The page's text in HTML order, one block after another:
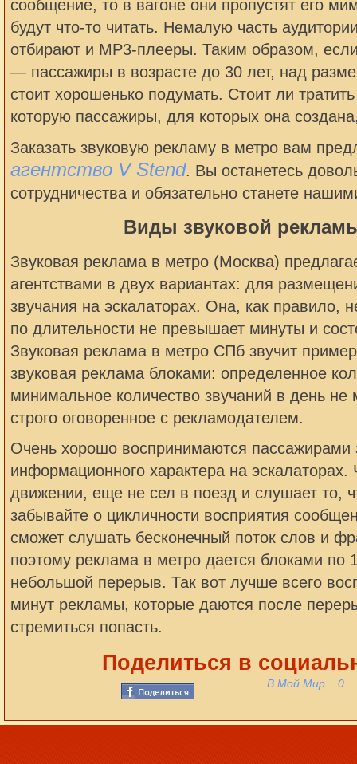
сообщение, то в вагоне они пропустят его
будут что-то читать. Немалую часть
отбирают и MP3-плееры. Таким образом,
— пассажиры в возрасте до 30 лет, над
стоит хорошенько подумать. Стоит ли
которую пассажиры, для которых она
Заказать звуковую рекламу в метро вам
агентство V Stend. Вы останетесь
сотрудничества и обязательно станете
Виды звуковой
Звуковая реклама в метро (Москва)
агентствами в двух вариантах: для
звучания на эскалаторах. Она, как правило,
по длительности не превышает минуты и
Звуковая реклама в метро СПб звучит
звуковая реклама блоками: определенное
минимальное количество звучаний в день
строго оговоренное с рекламодателем.
Очень хорошо воспринимаются пассажирами
информационного характера на эскалаторах.
движении, еще не сел в поезд и слушает то,
забывайте о цикличности восприятия
сможет слушать бесконечный поток слов и
поэтому реклама в метро дается блоками по
небольшой перерыв. Так вот лучше всего
минут рекламы, которые даются после
стремиться попасть.
Поделиться в
В Мой Мир 0